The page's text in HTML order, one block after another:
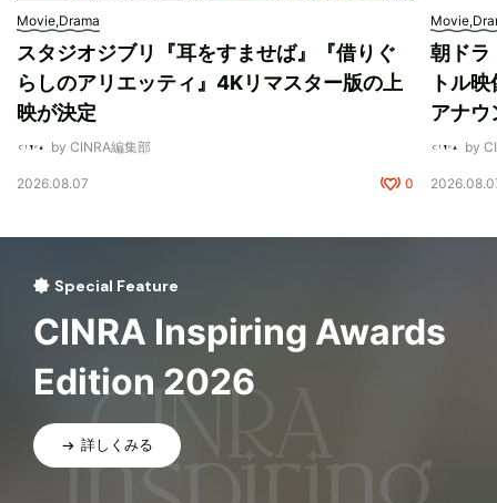
Movie,Drama
スタジオジブリ『耳をすませば』『借りぐ
らしのアリエッティ』4Kリマスター版の上
映が決定
by CINRA編集部
2026.08.07 0
朝ドラ
トル
アナウ
by
Special Feature
CINRA Inspiring Awards
Edition 2026
詳しくみる